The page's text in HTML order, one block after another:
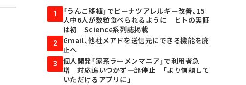
1
「うんこ移植」でピーナツアレルギー改善、15
人中6人が数粒食べられるように ヒトの実証
は初 Science系列誌掲載
2
Gmail、他社メアドを送信元にできる機能を廃
止へ
3
個人開発「家系ラーメンマニア」で利用者急
増 対応追いつかず一部停止 「より信頼して
いただけるアプリに」